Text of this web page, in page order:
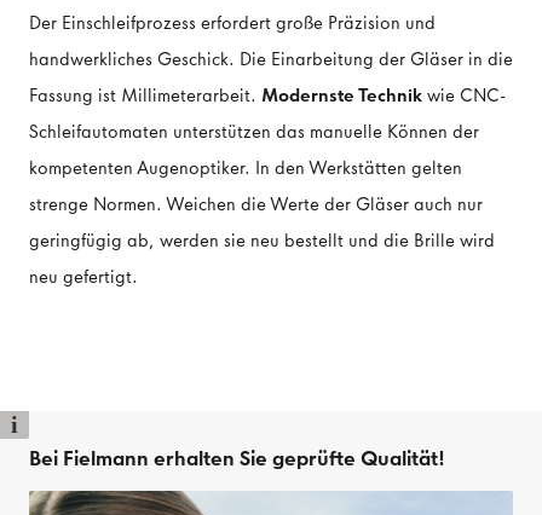
Der Einschleifprozess erfordert große Präzision und
handwerkliches Geschick. Die Einarbeitung der Gläser in die
Fassung ist Millimeterarbeit. Modernste Technik wie CNC-
Schleifautomaten unterstützen das manuelle Können der
kompetenten Augenoptiker. In den Werkstätten gelten
strenge Normen. Weichen die Werte der Gläser auch nur
geringfügig ab, werden sie neu bestellt und die Brille wird
neu gefertigt.
i
Bei Fielmann erhalten Sie geprüfte Qualität!